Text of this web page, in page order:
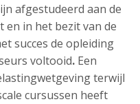
afgestudeerd aan de
in het bezit van de
succes de opleiding
voltooid. Een
terwijl
cursussen heeft